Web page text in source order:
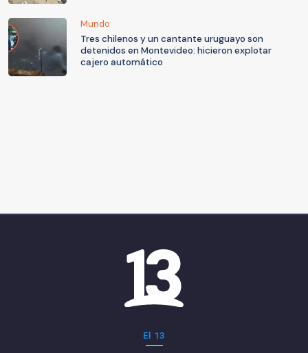
Mundo
Tres chilenos y un cantante uruguayo son
detenidos en Montevideo: hicieron explotar
cajero automático
El 13